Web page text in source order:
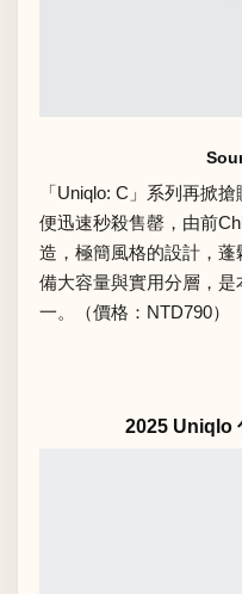
「Uniqlo: C 」系列再掀
便迅速秒殺售罄，由前
造，極簡風格的設計，
備大容量與實用分層，
一。（價格：NTD790）
2025 Uniqlo